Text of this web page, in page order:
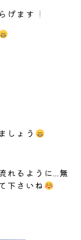
げます
しょう
れるように…無
下さいね